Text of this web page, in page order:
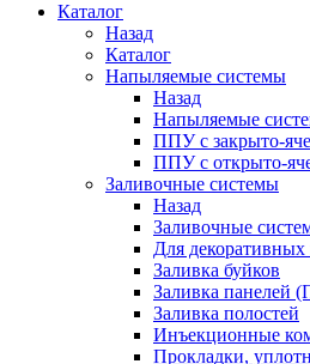
Каталог
Назад
Каталог
Напыляемые системы
Назад
Напыляемые
ППУ с закрыто-
ППУ с открыто-
Заливочные системы
Назад
Заливочные
Для декоративных
Заливка буйков
Заливка панелей
Заливка полостей
Инъекционные
Прокладки,